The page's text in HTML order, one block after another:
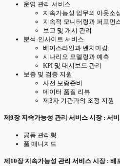
운영 관리 서비스
지속가능성 업무의 아웃소
지속적 모니터링과 퍼포먼
보고 및 개시 관리
분석·인사이트 서비스
베이스라인과 벤치마킹
시나리오 모델링과 예측
KPI 및 대시보드 관리
보증 및 검증 지원
사전 보증준비
데이터 품질 리뷰
제3자 기관과의 조정 지원
제9장 지속가능성 관리 서비스 시장 : 서
공동 관리형
풀 매니지드
제10장 지속가능성 관리 서비스 시장 : 배